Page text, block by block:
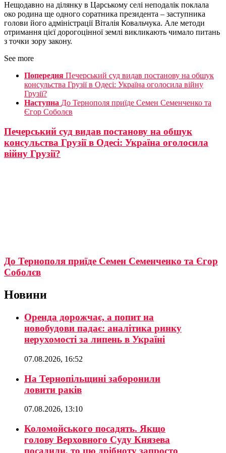
Нещодавно на ділянку в Царському селі неподалік поклала
око родина ще одного соратника президента – заступника
голови його адміністрації Віталія Ковальчука. Але методи
отримання цієї дорогоцінної землі викликають чимало питань
з точки зору закону.
See more
Попередня Печерський суд видав постанову на обшук
консульства Грузії в Одесі: Україна оголосила війну
Грузії?
Наступна До Тернополя приїде Семен Семенченко та
Єгор Соболєв
Печерський суд видав постанову на обшук
консульства Грузії в Одесі: Україна оголосила
війну Грузії?
До Тернополя приїде Семен Семенченко та Єгор
Соболєв
Новини
Оренда дорожчає, а попит на
новобудови падає: аналітика ринку
нерухомості за липень в Україні
07.08.2026, 16:52
На Тернопільщині заборонили
ловити раків
07.08.2026, 13:10
Коломойського посадять. Якщо
голову Верховного Суду Князева
посадили, то цю дрібноту запросто